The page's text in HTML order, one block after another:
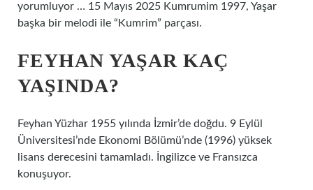
yorumluyor … 15 Mayıs 2025 Kumrumim 1997, Yaşar
başka bir melodi ile “Kumrim” parçası.
FEYHAN YAŞAR KAÇ
YAŞINDA?
Feyhan Yüzhar 1955 yılında İzmir’de doğdu. 9 Eylül
Üniversitesi’nde Ekonomi Bölümü’nde (1996) yüksek
lisans derecesini tamamladı. İngilizce ve Fransızca
konuşuyor.